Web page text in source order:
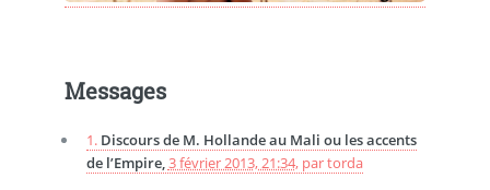
Messages
1. Discours de M. Hollande au Mali ou les accents
de l’Empire,3 février 2013, 21:34, partorda